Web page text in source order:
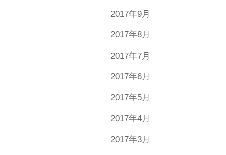
2017年9月
2017年8月
2017年7月
2017年6月
2017年5月
2017年4月
2017年3月